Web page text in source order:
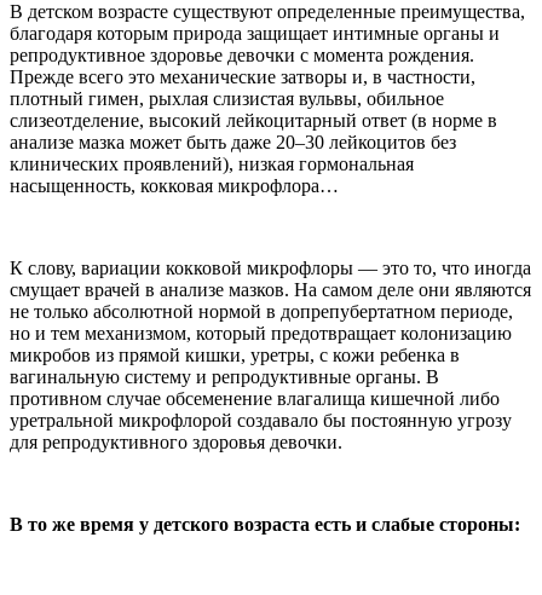
В детском возрасте существуют определенные преимущества,
благодаря которым природа защищает интимные органы и
репродуктивное здоровье девочки с момента рождения.
Прежде всего это механические затворы и, в частности,
плотный гимен, рыхлая слизистая вульвы, обильное
слизеотделение, высокий лейкоцитарный ответ (в норме в
анализе мазка может быть даже 20–30 лейкоцитов без
клинических проявлений), низкая гормональная
насыщенность, кокковая микрофлора…
К слову, вариации кокковой микрофлоры — это то, что иногда
смущает врачей в анализе мазков. На самом деле они являются
не только абсолютной нормой в допрепубертатном периоде,
но и тем механизмом, который предотвращает колонизацию
микробов из прямой кишки, уретры, с кожи ребенка в
вагинальную систему и репродуктивные органы. В
противном случае обсеменение влагалища кишечной либо
уретральной микрофлорой создавало бы постоянную угрозу
для репродуктивного здоровья девочки.
В то же время у детского возраста есть и слабые стороны: